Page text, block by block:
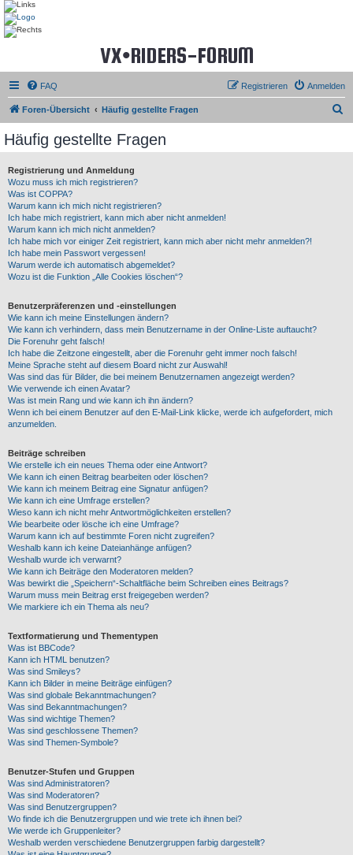
VX•RIDERS-FORUM
FAQ Anmelden
Registrieren
Foren-Übersicht Häufig gestellte Fragen
Häufig gestellte Fragen
Registrierung und Anmeldung
Wozu muss ich mich registrieren?
Was ist COPPA?
Warum kann ich mich nicht registrieren?
Ich habe mich registriert, kann mich aber nicht anmelden!
Warum kann ich mich nicht anmelden?
Ich habe mich vor einiger Zeit registriert, kann mich aber nicht mehr anmelden?!
Ich habe mein Passwort vergessen!
Warum werde ich automatisch abgemeldet?
Wozu ist die Funktion „Alle Cookies löschen“?
Benutzerpräferenzen und -einstellungen
Wie kann ich meine Einstellungen ändern?
Wie kann ich verhindern, dass mein Benutzername in der Online-Liste auftaucht?
Die Forenuhr geht falsch!
Ich habe die Zeitzone eingestellt, aber die Forenuhr geht immer noch falsch!
Meine Sprache steht auf diesem Board nicht zur Auswahl!
Was sind das für Bilder, die bei meinem Benutzernamen angezeigt werden?
Wie verwende ich einen Avatar?
Was ist mein Rang und wie kann ich ihn ändern?
Wenn ich bei einem Benutzer auf den E-Mail-Link klicke, werde ich aufgefordert, mich
anzumelden.
Beiträge schreiben
Wie erstelle ich ein neues Thema oder eine Antwort?
Wie kann ich einen Beitrag bearbeiten oder löschen?
Wie kann ich meinem Beitrag eine Signatur anfügen?
Wie kann ich eine Umfrage erstellen?
Wieso kann ich nicht mehr Antwortmöglichkeiten erstellen?
Wie bearbeite oder lösche ich eine Umfrage?
Warum kann ich auf bestimmte Foren nicht zugreifen?
Weshalb kann ich keine Dateianhänge anfügen?
Weshalb wurde ich verwarnt?
Wie kann ich Beiträge den Moderatoren melden?
Was bewirkt die „Speichern“-Schaltfläche beim Schreiben eines Beitrags?
Warum muss mein Beitrag erst freigegeben werden?
Wie markiere ich ein Thema als neu?
Textformatierung und Thementypen
Was ist BBCode?
Kann ich HTML benutzen?
Was sind Smileys?
Kann ich Bilder in meine Beiträge einfügen?
Was sind globale Bekanntmachungen?
Was sind Bekanntmachungen?
Was sind wichtige Themen?
Was sind geschlossene Themen?
Was sind Themen-Symbole?
Benutzer-Stufen und Gruppen
Was sind Administratoren?
Was sind Moderatoren?
Was sind Benutzergruppen?
Wo finde ich die Benutzergruppen und wie trete ich ihnen bei?
Wie werde ich Gruppenleiter?
Weshalb werden verschiedene Benutzergruppen farbig dargestellt?